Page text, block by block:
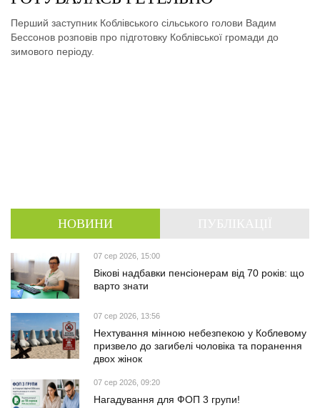
Перший заступник Коблівського сільського голови Вадим
Бессонов розповів про підготовку Коблівської громади до
зимового періоду.
НОВИНИ
07 сер 2026, 15:00
Вікові надбавки пенсіонерам від 70 років: що
варто знати
07 сер 2026, 13:56
Нехтування мінною небезпекою у Коблевому
призвело до загибелі чоловіка та поранення
двох жінок
07 сер 2026, 09:20
Нагадування для ФОП 3 групи!